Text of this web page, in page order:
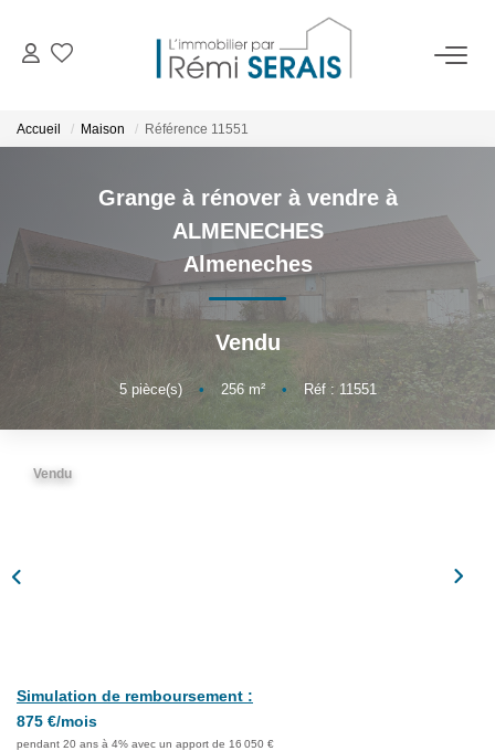
VENDRE
BIENS VENDUS
ADMINISTRATION DE BIENS
Gestion
Accueil Maison Référence 11551
Grange à rénover à vendre à
ALMENECHES
Almeneches
Vendu
5pièce(s) • 256m² • Réf : 11551
Vendu
Simulation de remboursement :
875 €/mois
pendant 20 ans à 4% avec un apport de 16 050 €